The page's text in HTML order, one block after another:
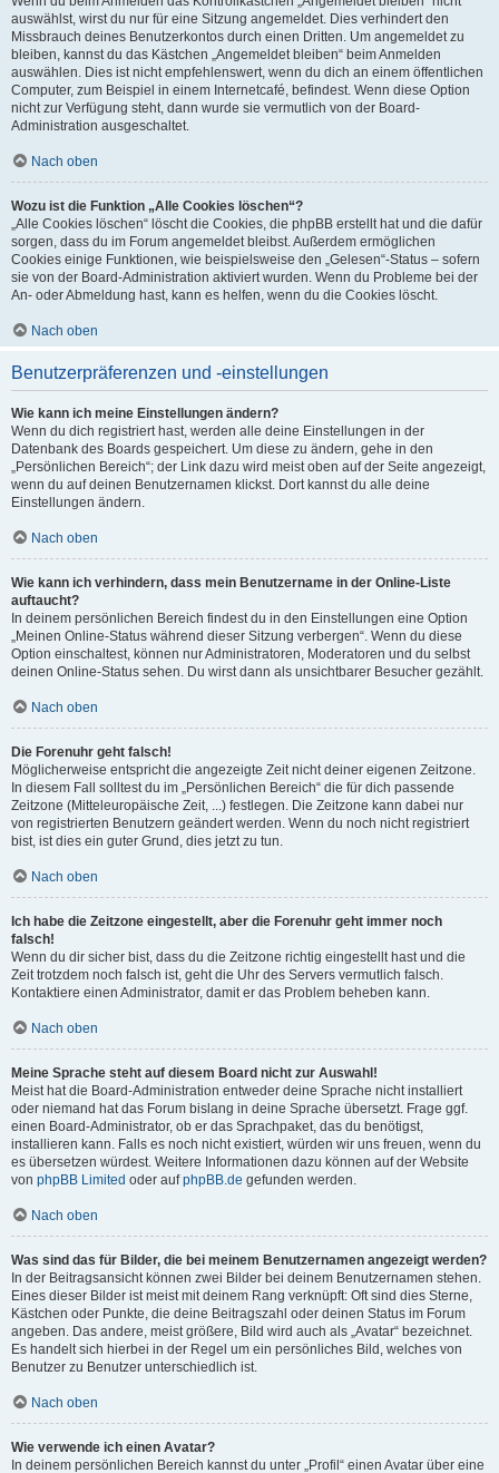
auswählst, wirst du nur für eine Sitzung angemeldet. Dies verhindert den
Missbrauch deines Benutzerkontos durch einen Dritten. Um angemeldet zu
bleiben, kannst du das Kästchen „Angemeldet bleiben“ beim Anmelden
auswählen. Dies ist nicht empfehlenswert, wenn du dich an einem öffentlichen
Computer, zum Beispiel in einem Internetcafé, befindest. Wenn diese Option
nicht zur Verfügung steht, dann wurde sie vermutlich von der Board-
Administration ausgeschaltet.
Nach oben
Wozu ist die Funktion „Alle Cookies löschen“?
„Alle Cookies löschen“ löscht die Cookies, die phpBB erstellt hat und die dafür
sorgen, dass du im Forum angemeldet bleibst. Außerdem ermöglichen
Cookies einige Funktionen, wie beispielsweise den „Gelesen“-Status – sofern
sie von der Board-Administration aktiviert wurden. Wenn du Probleme bei der
An- oder Abmeldung hast, kann es helfen, wenn du die Cookies löscht.
Nach oben
Benutzerpräferenzen und -einstellungen
Wie kann ich meine Einstellungen ändern?
Wenn du dich registriert hast, werden alle deine Einstellungen in der
Datenbank des Boards gespeichert. Um diese zu ändern, gehe in den
„Persönlichen Bereich“; der Link dazu wird meist oben auf der Seite angezeigt,
wenn du auf deinen Benutzernamen klickst. Dort kannst du alle deine
Einstellungen ändern.
Nach oben
Wie kann ich verhindern, dass mein Benutzername in der Online-Liste
auftaucht?
In deinem persönlichen Bereich findest du in den Einstellungen eine Option
„Meinen Online-Status während dieser Sitzung verbergen“. Wenn du diese
Option einschaltest, können nur Administratoren, Moderatoren und du selbst
deinen Online-Status sehen. Du wirst dann als unsichtbarer Besucher gezählt.
Nach oben
Die Forenuhr geht falsch!
Möglicherweise entspricht die angezeigte Zeit nicht deiner eigenen Zeitzone.
In diesem Fall solltest du im „Persönlichen Bereich“ die für dich passende
Zeitzone (Mitteleuropäische Zeit, ...) festlegen. Die Zeitzone kann dabei nur
von registrierten Benutzern geändert werden. Wenn du noch nicht registriert
bist, ist dies ein guter Grund, dies jetzt zu tun.
Nach oben
Ich habe die Zeitzone eingestellt, aber die Forenuhr geht immer noch
falsch!
Wenn du dir sicher bist, dass du die Zeitzone richtig eingestellt hast und die
Zeit trotzdem noch falsch ist, geht die Uhr des Servers vermutlich falsch.
Kontaktiere einen Administrator, damit er das Problem beheben kann.
Nach oben
Meine Sprache steht auf diesem Board nicht zur Auswahl!
Meist hat die Board-Administration entweder deine Sprache nicht installiert
oder niemand hat das Forum bislang in deine Sprache übersetzt. Frage ggf.
einen Board-Administrator, ob er das Sprachpaket, das du benötigst,
installieren kann. Falls es noch nicht existiert, würden wir uns freuen, wenn du
es übersetzen würdest. Weitere Informationen dazu können auf der Website
von phpBB Limited oder aufphpBB.de gefunden werden.
Nach oben
Was sind das für Bilder, die bei meinem Benutzernamen angezeigt werden?
In der Beitragsansicht können zwei Bilder bei deinem Benutzernamen stehen.
Eines dieser Bilder ist meist mit deinem Rang verknüpft: Oft sind dies Sterne,
Kästchen oder Punkte, die deine Beitragszahl oder deinen Status im Forum
angeben. Das andere, meist größere, Bild wird auch als „Avatar“ bezeichnet.
Es handelt sich hierbei in der Regel um ein persönliches Bild, welches von
Benutzer zu Benutzer unterschiedlich ist.
Nach oben
Wie verwende ich einen Avatar?
In deinem persönlichen Bereich kannst du unter „Profil“ einen Avatar über eine